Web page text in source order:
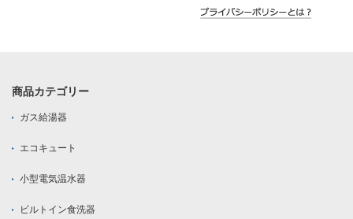
商品カテゴリー
ガス給湯器
エコキュート
小型電気温水器
ビルトイン食洗器